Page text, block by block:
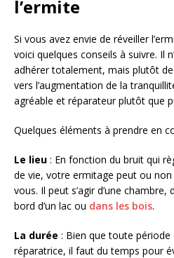
l’ermite
Si vous avez envie de réveiller
voici quelques conseils à suivre. Il
adhérer totalement, mais plutôt
vers l’augmentation de la
agréable et réparateur plutôt que
Quelques éléments à prendre en
Le lieu : En fonction du bruit qui
de vie, votre ermitage peut ou
vous. Il peut s’agir d’une chambre,
bord d’un lac ou dans les bois.
La durée : Bien que toute période
réparatrice, il faut du temps pour